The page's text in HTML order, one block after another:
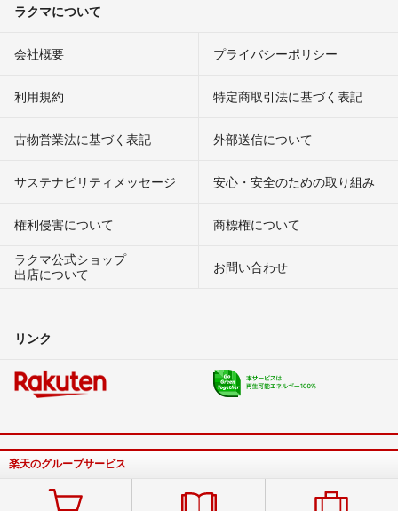
ラクマについて
会社概要 プライバシーポリシー
利用規約 特定商取引法に基づく表記
古物営業法に基づく表記 外部送信について
サステナビリティメッセージ 安心・安全のための取り組み
権利侵害について
商標権について
ラクマ公式ショップ
出店について
お問い合わせ
リンク
楽天のグループサービス